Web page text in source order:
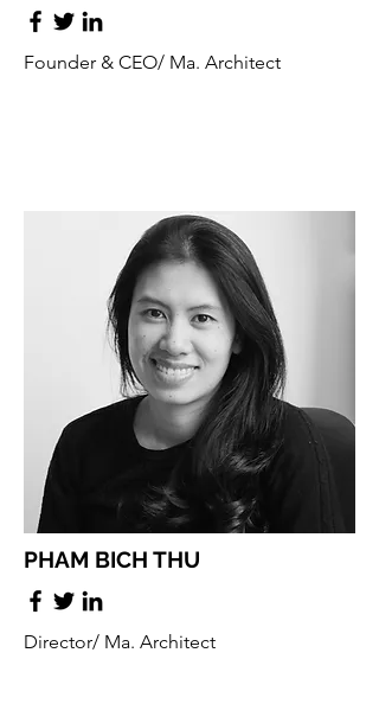
Founder & CEO/ Ma. Architect
PHAM BICH THU
Director/ Ma. Architect